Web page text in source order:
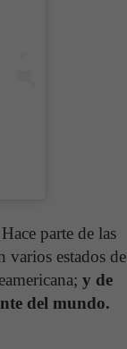
parte de las
varios estados de
y de
del mundo.